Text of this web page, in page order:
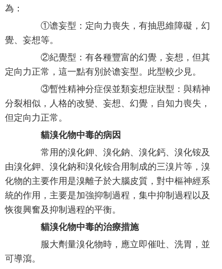
為：
①谵妄型：定向力喪失，有抽思維障礙，幻
覺、妄想等。
②紀覺型：有各種豐富的幻覺，妄想，但其
定向力正常，這一點有別於谵妄型。此型較少見。
③暫性精神分症俣並類妄想症狀型：與精神
分裂相似，人格的改變、妄想、幻覺，自知力喪失，
但定向力正常。
貓溴化物中毒的病因
常用的溴化鉀、溴化鈉、溴化鈣、溴化铵及
由溴化鉀、溴化鈉和溴化铵合用制成的三溴片等，溴
化物的主要作用是溴離子於大腦皮質，對中樞神經系
統的作用，主要是加強抑制過程，集中抑制過程以及
恢復興奮及抑制過程的平衡。
貓溴化物中毒的治療措施
服大劑量溴化物時，應立即催吐、洗胃，並
可導瀉。